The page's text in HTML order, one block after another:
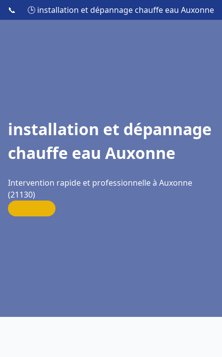
📞 🕒 installation et dépannage chauffe eau Auxonne
installation et dépannage
chauffe eau Auxonne
Intervention rapide et professionnelle à Auxonne
(21130)